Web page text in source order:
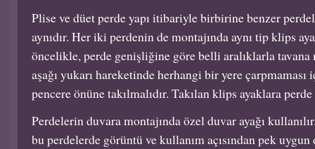
Plise ve düet perde yapı itibariyle birbirine benzer
aynıdır. Her iki perdenin de montajında aynı tip klips
öncelikle, perde genişliğine göre belli aralıklarla
aşağı yukarı hareketinde herhangi bir yere
pencere önüne takılmalıdır. Takılan klips ayaklara
Perdelerin duvara montajında özel duvar ayağı
bu perdelerde görüntü ve kullanım açısından pek